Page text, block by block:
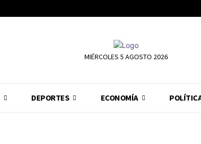
MIÉRCOLES 5 AGOSTO 2026
DEPORTES ECONOMÍA